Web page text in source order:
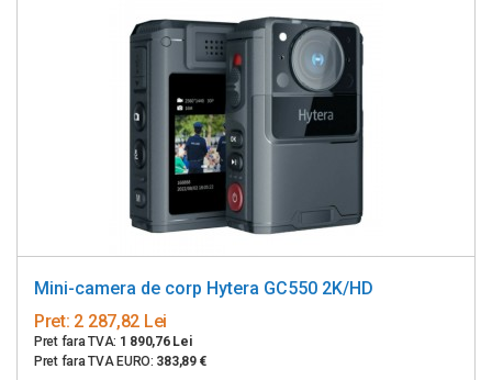
Mini-camera de corp Hytera GC550 2K/HD
Pret: 2 287,82 Lei
Pret fara TVA: 1 890,76 Lei
Pret fara TVA EURO: 383,89 €